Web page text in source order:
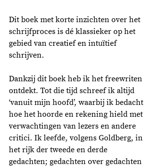
Dit boek met korte inzichten over het
schrijfproces is dé klassieker op het
gebied van creatief en intuïtief
schrijven.
Dankzij dit boek heb ik het freewriten
ontdekt. Tot die tijd schreef ik altijd
‘vanuit mijn hoofd’, waarbij ik bedacht
hoe het hoorde en rekening hield met
verwachtingen van lezers en andere
critici. Ik leefde, volgens Goldberg, in
het rijk der tweede en derde
gedachten; gedachten over gedachten